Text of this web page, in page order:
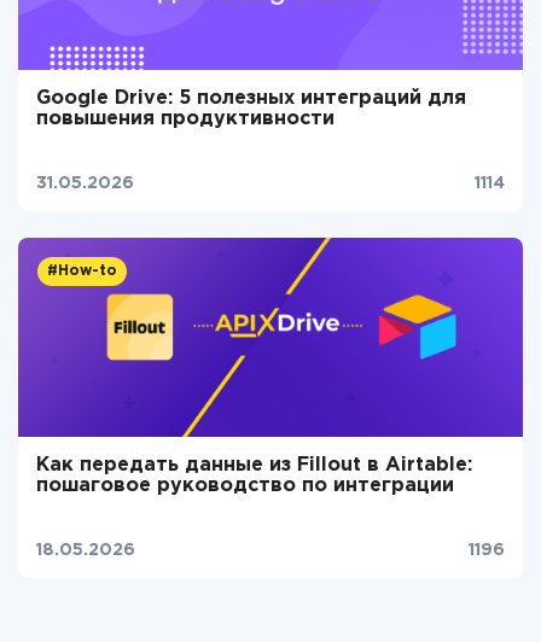
Google Drive: 5 полезных интеграций для
повышения продуктивности
31.05.2026 1114
#How-to
Как передать данные из Fillout в Airtable:
пошаговое руководство по интеграции
18.05.2026 1196